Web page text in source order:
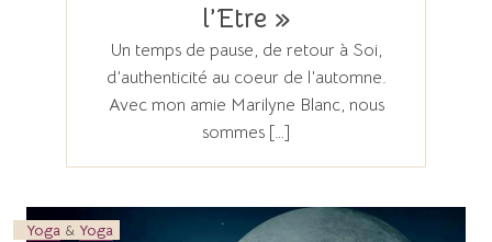
l’Etre »
Un temps de pause, de retour à Soi,
d’authenticité au coeur de l’automne.
Avec mon amie Marilyne Blanc, nous
sommes […]
Yoga & Yoga